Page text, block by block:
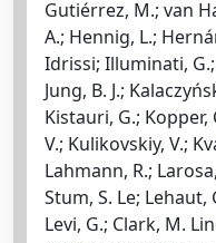
Gutiérrez, M.; van
A.; Hennig, L.;
Idrissi; Illuminati, G.;
Jung, B. J.;
Kistauri, G.; Kopper,
V.; Kulikovskiy, V.;
Lahmann, R.;
Stum, S. Le; Lehaut,
Levi, G.; Clark, M.